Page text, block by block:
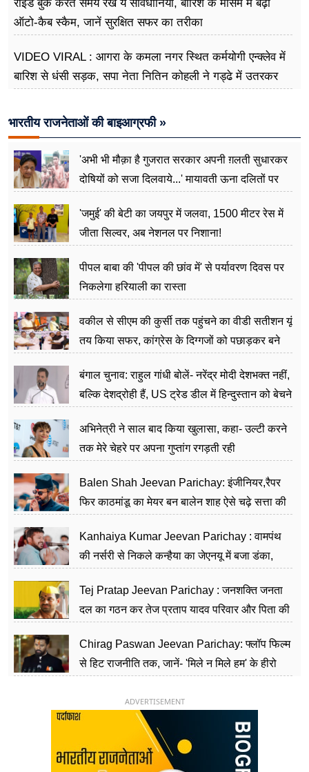
राइड बुक करते समय रखें ये सावधानियां, बारिश के मौसम में बढ़ा
ऑटो-कैब स्कैम, जानें सुरक्षित सफर का तरीका
VIDEO VIRAL : आगरा के कमला नगर स्थित कर्मयोगी एन्क्लेव में
बारिश से धंसी सड़क, सपा नेता नितिन कोहली ने गड्ढे में उतरकर
भारतीय राजनेताओं की बाइआग्रफी »
'अभी भी मौक़ा है गुजरात सरकार अपनी ग़लती सुधारकर
दोषियों को सजा दिलवाये...' मायावती ऊना दलितों पर
'जमुई' की बेटी का जयपुर में जलवा, 1500 मीटर रेस में
जीता सिल्वर, अब नेशनल पर निशाना!
पीपल बाबा की 'पीपल की छांव में' से पर्यावरण दिवस पर
निकलेगा हरियाली का रास्ता
वकील से सीएम की कुर्सी तक पहुंचने का वीडी सतीशन यूं
तय किया सफर, कांग्रेस के दिग्गजों को पछाड़कर बने
बंगाल चुनाव: राहुल गांधी बोलें- नरेंद्र मोदी देशभक्त नहीं,
बल्कि देशद्रोही हैं, US ट्रेड डील में हिन्दुस्तान को बेचने
अभिनेत्री ने साल बाद किया खुलासा, कहा- उल्टी करने
तक मेरे चेहरे पर अपना गुप्तांग रगड़ती रही
Balen Shah Jeevan Parichay: इंजीनियर,रैपर
फिर काठमांडू का मेयर बन बालेन शाह ऐसे चढ़े सत्ता की
Kanhaiya Kumar Jeevan Parichay : वामपंथ
की नर्सरी से निकले कन्हैया का जेएनयू में बजा डंका,
Tej Pratap Jeevan Parichay : जनशक्ति जनता
दल का गठन कर तेज प्रताप यादव परिवार और पिता की
Chirag Paswan Jeevan Parichay: फ्लॉप फिल्म
से हिट राजनीति तक, जानें- 'मिले न मिले हम' के हीरो
ADVERTISEMENT